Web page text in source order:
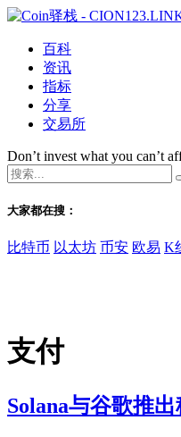
百科
资讯
指标
分享
交易所
Don’t invest what you can’t
大家都在搜：
比特币 以太坊 币安 欧易 K
支付
Solana与谷歌推